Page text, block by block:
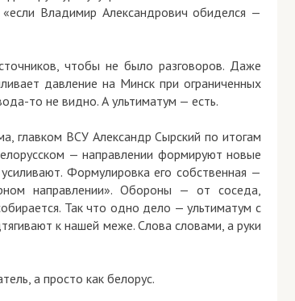
Владимир Александрович обиделся —
чтобы не было разговоров. Даже
давление на Минск при ограниченных
то не видно. А ультиматум — есть.
ВСУ Александр Сырский по итогам
— направлении формируют новые
Формулировка его собственная —
направлении». Обороны — от соседа,
Так что одно дело — ультиматум с
к нашей меже. Слова словами, а руки
а просто как белорус.